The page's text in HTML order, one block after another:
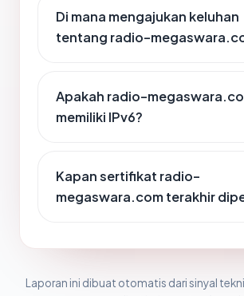
Di mana mengajukan keluhan
tentang radio-
Apakah radio-
memiliki IPv6?
Kapan sertifikat radio-
megaswara.com terakhir
Laporan ini dibuat otomatis dari sinyal